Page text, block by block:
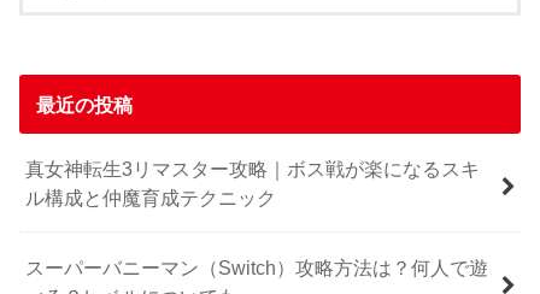
最近の投稿
真女神転生3リマスター攻略｜ボス戦が楽になるスキ
ル構成と仲魔育成テクニック
スーパーバニーマン（Switch）攻略方法は？何人で遊